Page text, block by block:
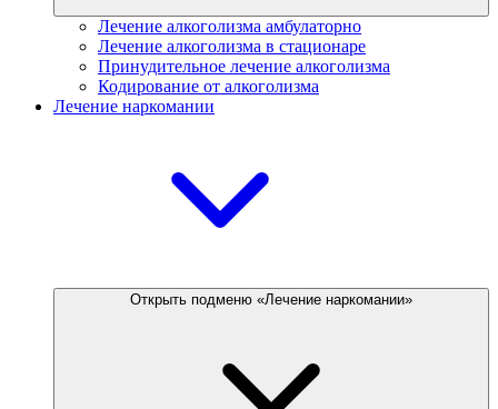
Лечение алкоголизма амбулаторно
Лечение алкоголизма в стационаре
Принудительное лечение алкоголизма
Кодирование от алкоголизма
Лечение наркомании
Открыть подменю «Лечение наркомании»